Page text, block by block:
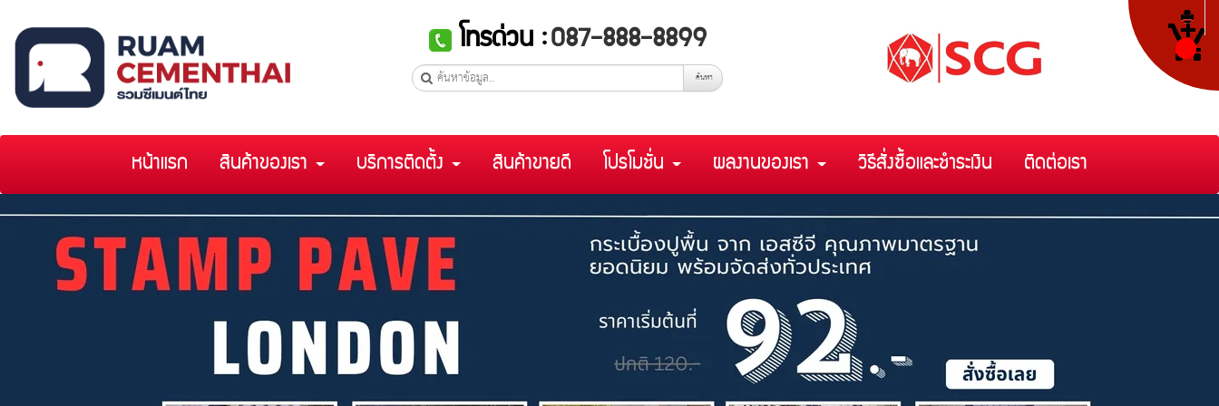
หน้าแรก สินค้าของเรา บริการติดตั้ง สินค้าขายดี โปรโมชั่น ผลงานของเรา วิธีสั่งซื้อและชำระเงิน ติดต่อเรา
โทรด่วน : 087-888-8899
ค้นหา